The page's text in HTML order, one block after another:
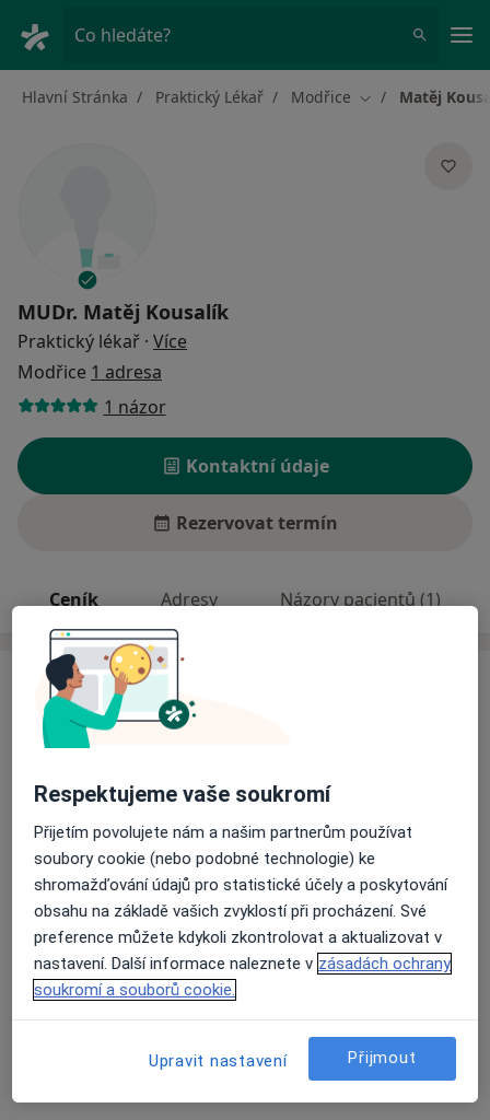
Co hledáte?
Hlavní Stránka Praktický Lékař Modřice Změna města
Matěj
MUDr. Matěj Kousalík
Praktický lékař · Více
Modřice 1 adresa
1 názor
Kontaktní údaje
Rezervovat termín
Ceník Adresy Názory pacientů (1)
Služby a ceník služeb
Celkové vyšetření
Detaily
Fyzikální vyšetření
Detaily
Hladina glukózy v krvi
Detaily
Měření krevního tlaku
Detaily
Respektujeme vaše soukromí
Přijetím povolujete nám a našim partnerům používat
soubory cookie (nebo podobné technologie) ke
shromažďování údajů pro statistické účely a poskytování
obsahu na základě vašich zvyklostí při procházení. Své
preference můžete kdykoli zkontrolovat a aktualizovat v
nastavení. Další informace naleznete v zásadách ochrany
soukromí a souborů cookie.
Upravit nastavení Přijmout